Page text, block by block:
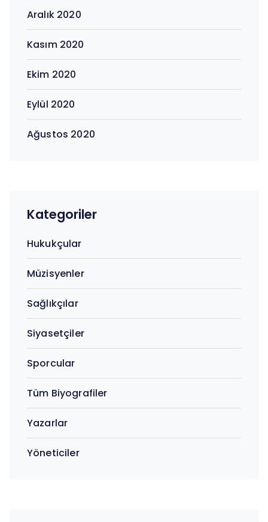
Aralık 2020
Kasım 2020
Ekim 2020
Eylül 2020
Ağustos 2020
Kategoriler
Hukukçular
Müzisyenler
Sağlıkçılar
Siyasetçiler
Sporcular
Tüm Biyografiler
Yazarlar
Yöneticiler